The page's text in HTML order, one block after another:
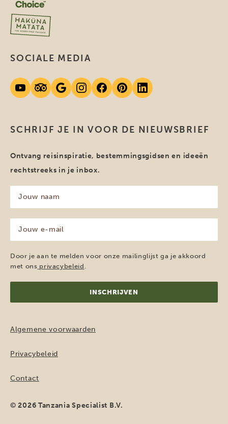
SCHRIJF JE IN VOOR DE NIEUWSBRIEF
Ontvang reisinspiratie, bestemmingsgidsen en ideeën
rechtstreeks in je inbox.
naam
(Vereist)
mailadres
(Vereist)
Door je aan te melden voor onze mailinglijst ga je akkoord
met ons privacybeleid
SOCIALE MEDIA
Algemene voorwaarden
Privacybeleid
Contact
© 2026 Tanzania Specialist B.V.